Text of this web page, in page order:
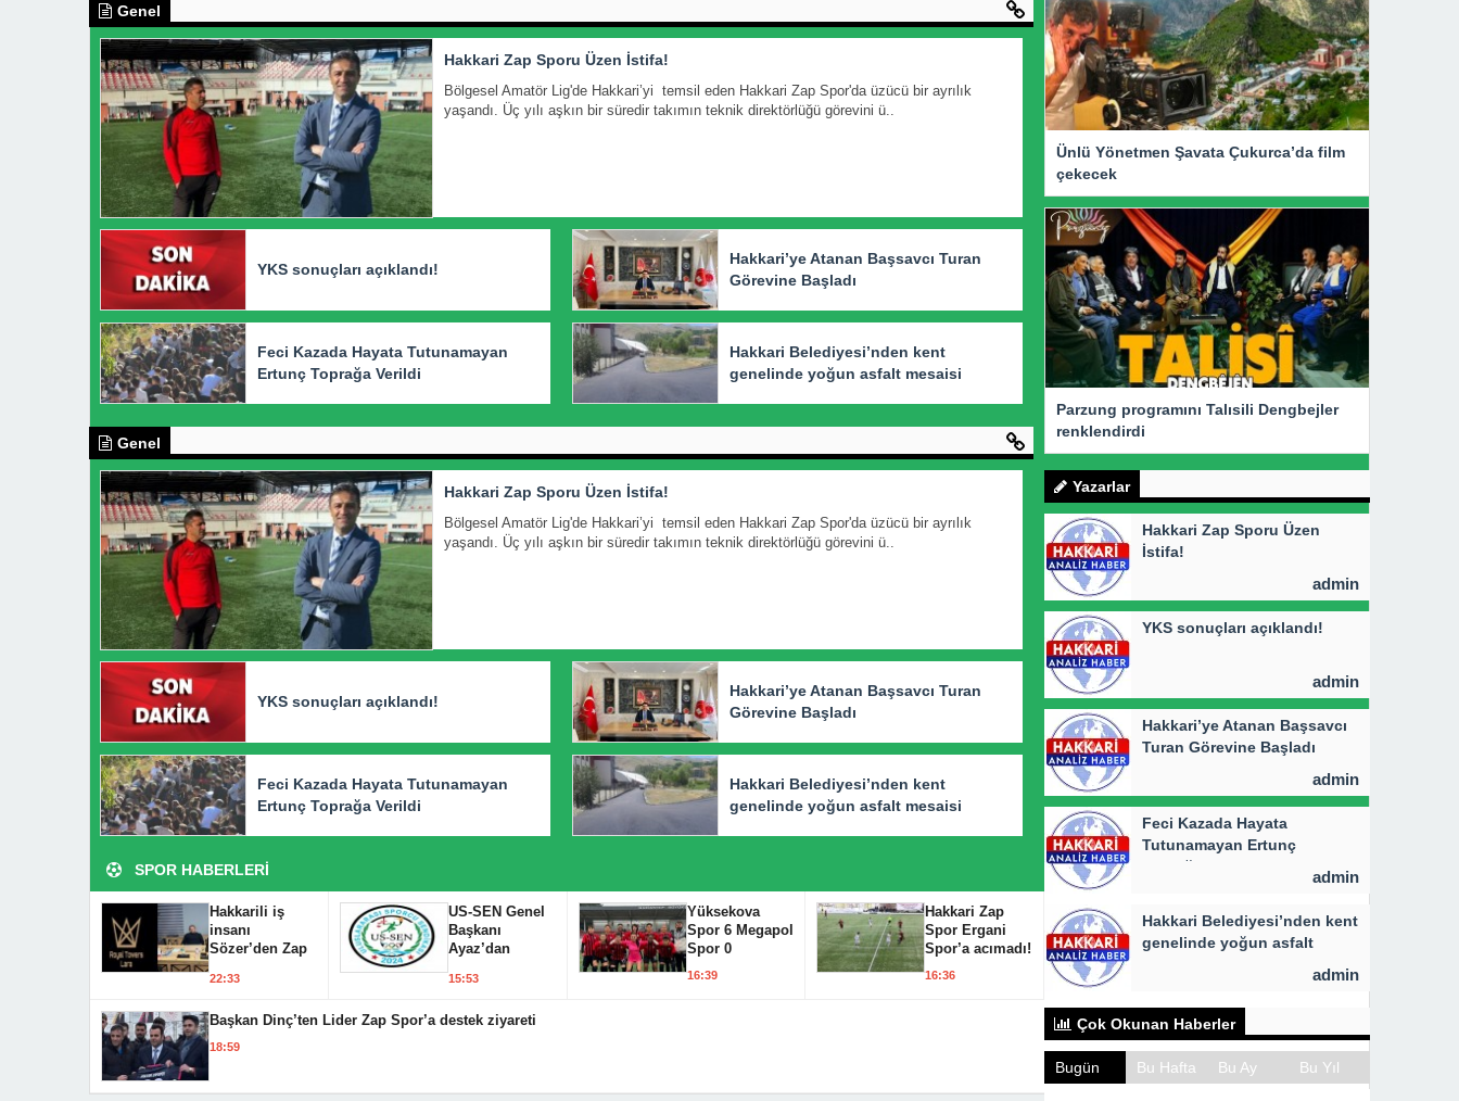
Genel
Hakkari Zap Sporu Üzen İstifa!
Bölgesel Amatör Lig'de Hakkari’yi temsil eden Hakkari Zap Spor'da üzücü bir ayrılık
yaşandı. Üç yılı aşkın bir süredir takımın teknik direktörlüğü görevini ü..
YKS sonuçları açıklandı!
Hakkari’ye Atanan Başsavcı Turan
Görevine Başladı
Feci Kazada Hayata Tutunamayan
Ertunç Toprağa Verildi
Hakkari Belediyesi’nden kent
genelinde yoğun asfalt mesaisi
Genel
Hakkari Zap Sporu Üzen İstifa!
Bölgesel Amatör Lig'de Hakkari’yi temsil eden Hakkari Zap Spor'da üzücü bir ayrılık
yaşandı. Üç yılı aşkın bir süredir takımın teknik direktörlüğü görevini ü..
YKS sonuçları açıklandı!
Hakkari’ye Atanan Başsavcı Turan
Görevine Başladı
Feci Kazada Hayata Tutunamayan
Ertunç Toprağa Verildi
Hakkari Belediyesi’nden kent
genelinde yoğun asfalt mesaisi
Ünlü Yönetmen Şavata Çukurca’da film
çekecek
Parzung programını Talısili Dengbejler
renklendirdi
Yazarlar
Hakkari Zap Sporu Üzen
İstifa!
admin
YKS sonuçları açıklandı!
admin
Hakkari’ye Atanan Başsavcı
Turan Görevine Başladı
admin
Feci Kazada Hayata
Tutunamayan Ertunç
Toprağa Verildi
admin
Hakkari Belediyesi’nden kent
genelinde yoğun asfalt
admin
Çok Okunan Haberler
Bugün Bu Hafta Bu Ay Bu Yıl
SPOR HABERLERİ
Hakkarili iş
insanı
Sözer’den Zap
22:33
US-SEN Genel
Başkanı
Ayaz’dan
Sporuna destek
15:53
Yüksekova
Spor 6 Megapol
Spor 0
16:39
Hakkari Zap
Spor Ergani
Spor’a acımadı!
16:36
Başkan Dinç’ten Lider Zap Spor’a destek ziyareti
18:59